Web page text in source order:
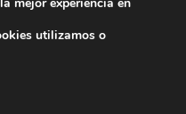
utilizamos o